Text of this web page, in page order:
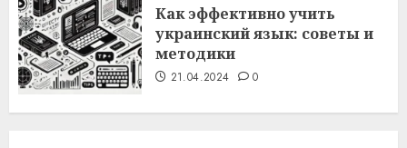
Как эффективно учить
украинский язык: советы и
методики
21.04.2024 0